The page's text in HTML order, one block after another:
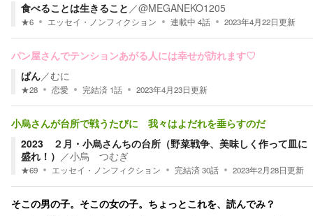
食べることは生きること ／@MEGANEKO1205
★6 エッセイ・ノンフィクション 連載中 4話 2023年4月22日更新
パン屋さんでテンションあがる人には幸せが訪れます♡
ぱん／むに
★28 恋愛 完結済 1話 2023年4月23日更新
小烏さんが台所で戦うたびに 我々はよだれを垂らすのだ
2023 ２月・小烏さんちの台所（野菜戦争、美味しく作って皿に
盛れ！） ／小烏 つむぎ
★69 エッセイ・ノンフィクション 完結済30話 2023年2月28日更新
そこの男の子。そこの女の子。ちょっとこれを、読んでみ？